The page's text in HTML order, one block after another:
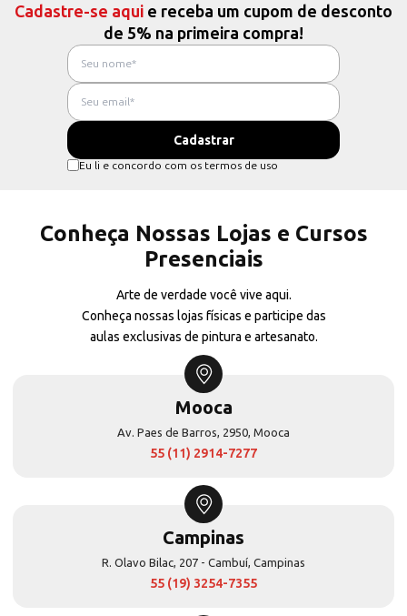
Cadastre-se aqui e receba um cupom de desconto
de 5% na primeira compra!
Eu li e concordo com os termos de uso
Conheça Nossas Lojas e Cursos
Presenciais
Arte de verdade você vive aqui.
Conheça nossas lojas físicas e participe das
aulas exclusivas de pintura e artesanato.
Mooca
Av. Paes de Barros, 2950, Mooca
55 (11) 2914-7277
Campinas
R. Olavo Bilac, 207 - Cambuí, Campinas
55 (19) 3254-7355